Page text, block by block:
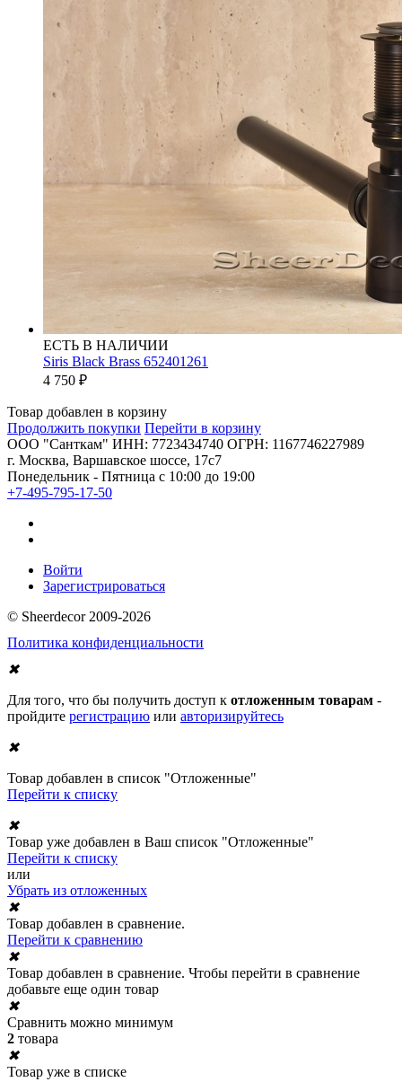
ЕСТЬ В НАЛИЧИИ
Siris Black Brass 652401261
4 750 ₽
Товар добавлен в корзину
Продолжить покупки Перейти в корзину
ООО "Санткам" ИНН: 7723434740 ОГРН: 1167746227989
г. Москва, Варшавское шоссе, 17с7
Понедельник - Пятница с 10:00 до 19:00
+7-495-795-17-50
Войти
Зарегистрироваться
© Sheerdecor 2009-2026
Политика конфиденциальности
✖
Для того, что бы получить доступ к отложенным товарам -
пройдите регистрацию или авторизируйтесь
✖
Товар добавлен в список "Отложенные"
Перейти к списку
✖
Товар уже добавлен в Ваш список "Отложенные"
Перейти к списку
или
Убрать из отложенных
✖
Товар добавлен в сравнение.
Перейти к сравнению
✖
Товар добавлен в сравнение. Чтобы перейти в сравнение
добавьте еще один товар
✖
Сравнить можно минимум
2 товара
✖
Товар уже в списке